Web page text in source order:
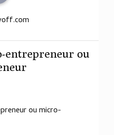
entrepreneur ou
ou micro-